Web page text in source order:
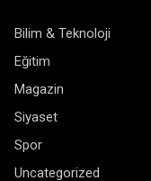
Bilim & Teknoloji
Eğitim
Magazin
Siyaset
Spor
Uncategorized